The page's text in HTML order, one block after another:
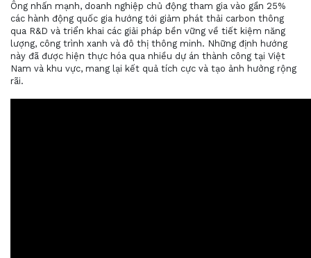
Ông nhấn mạnh, doanh nghiệp chủ động tham gia vào gần 25%
các hành động quốc gia hướng tới giảm phát thải carbon thông
qua R&D và triển khai các giải pháp bền vững về tiết kiệm năng
lượng, công trình xanh và đô thị thông minh. Những định hướng
này đã được hiện thực hóa qua nhiều dự án thành công tại Việt
Nam và khu vực, mang lại kết quả tích cực và tạo ảnh hưởng rộng
rãi.